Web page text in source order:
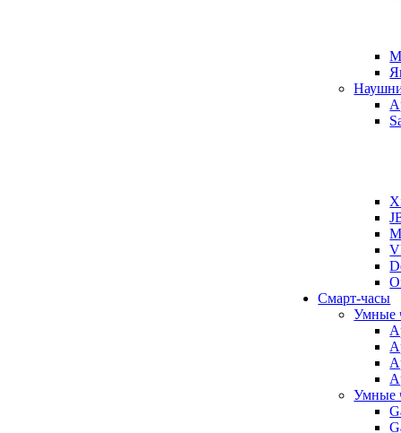
Смарт-часы
Умные
Умные